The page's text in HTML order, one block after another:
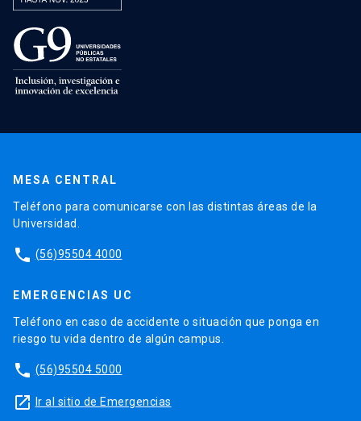
MESA CENTRAL
Teléfono para comunicarse con las distintas áreas de la
Universidad.
phone (56)95504 4000
EMERGENCIAS UC
Teléfono en caso de accidente o situación que ponga en
riesgo tu vida dentro de algún campus.
phone (56)95504 5000
launch Ir al sitio de Emergencias